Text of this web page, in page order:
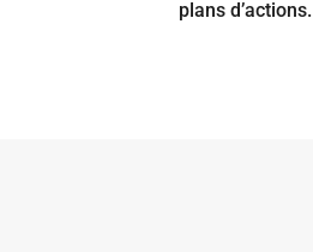
plans d’actions.